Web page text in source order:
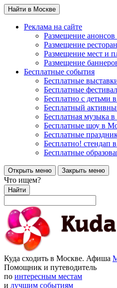
Найти в Москве
Реклама на сайте
Размещение
Размещение
Размещение мест и
Размещение
Бесплатные события
Бесплатные
Бесплатные
Бесплатно с детьми
Бесплатный
Бесплатная музыка
Бесплатные шоу в
Бесплатные
Бесплатно! стендап
Бесплатные
Открыть меню Закрыть меню
Что ищем?
Найти
Куда сходить в Москве. Афиша
Помощник и путеводитель
по интересным местам
и лучшим событиям